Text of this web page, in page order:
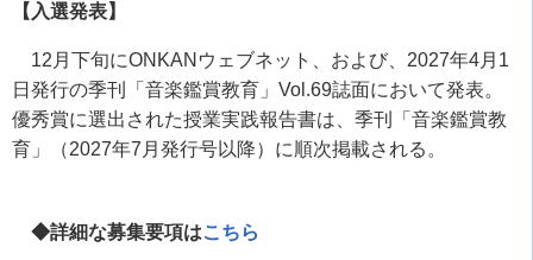
【入選発表】
12月下旬にONKANウェブネット、および、2027年4月1
日発行の季刊「音楽鑑賞教育」Vol.69誌面において発表。
優秀賞に選出された授業実践報告書は、季刊「音楽鑑賞教
育」（2027年7月発行号以降）に順次掲載される。
◆詳細な募集要項はこちら